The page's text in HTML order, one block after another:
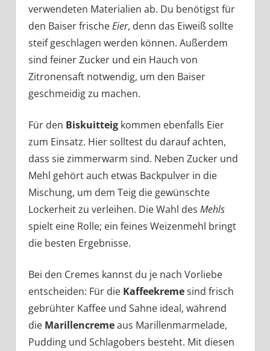
verwendeten Materialien ab. Du benötigst für
den Baiser frischeEier, denn das Eiweiß sollte
steif geschlagen werden können. Außerdem
sind feiner Zucker und ein Hauch von
Zitronensaft notwendig, um den Baiser
geschmeidig zu machen.
Für den Biskuitteigkommen ebenfalls Eier
zum Einsatz. Hier solltest du darauf achten,
dass sie zimmerwarm sind. Neben Zucker und
Mehl gehört auch etwas Backpulver in die
Mischung, um dem Teig die gewünschte
Lockerheit zu verleihen. Die Wahl des Mehls
spielt eine Rolle; ein feines Weizenmehl bringt
die besten Ergebnisse.
Bei den Cremes kannst du je nach Vorliebe
entscheiden: Für die Kaffeekremesind frisch
gebrühter Kaffee und Sahne ideal, während
die Marillencremeaus Marillenmarmelade,
Pudding und Schlagobers besteht. Mit diesen